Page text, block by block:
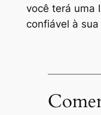
você terá uma
confiável à